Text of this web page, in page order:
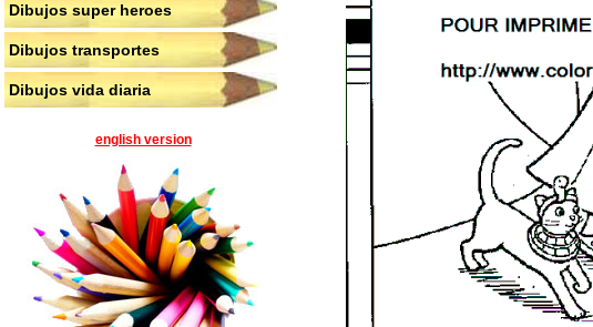
Dibujos super heroes
Dibujos transportes
Dibujos vida diaria
english version